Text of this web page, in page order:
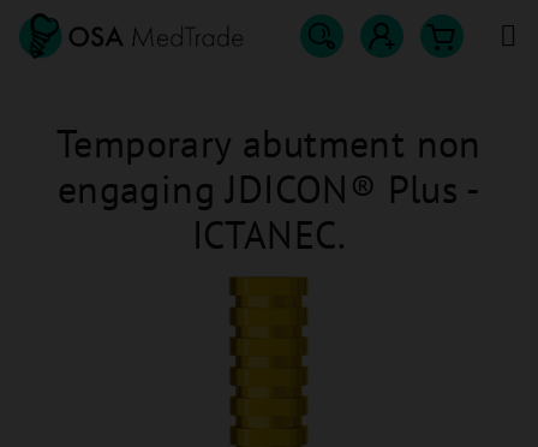
Přejít
obsah
Hledat
košík
Temporary abutment non
engaging JDICON® Plus -
ICTANEC.